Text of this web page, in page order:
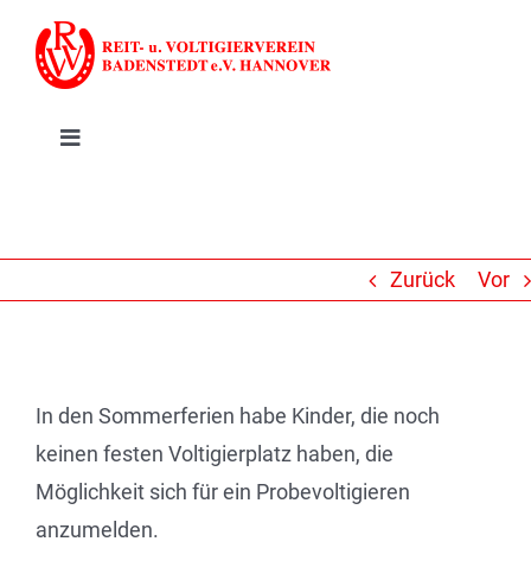
Inhalt
springen
Toggle
Voltigieren
Zurück Vor
In den Sommerferien habe Kinder, die noch
keinen festen Voltigierplatz haben, die
Möglichkeit sich für ein Probevoltigieren
anzumelden.